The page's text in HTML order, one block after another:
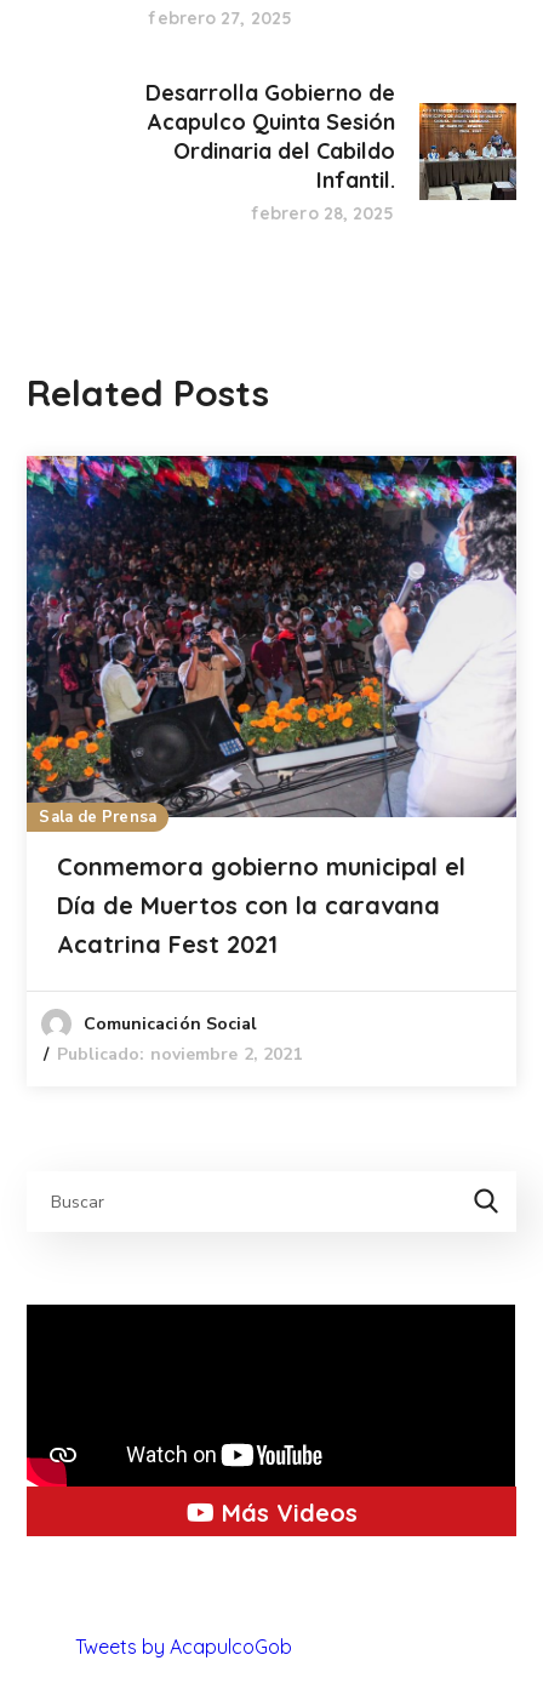
febrero 27, 2025
Desarrolla Gobierno de
Acapulco Quinta Sesión
Ordinaria del Cabildo
Infantil.
febrero 28, 2025
Related Posts
Sala de Prensa
Conmemora gobierno municipal el
Día de Muertos con la caravana
Acatrina Fest 2021
Comunicación Social
Publicado: noviembre 2, 2021
Más Videos
Tweets by AcapulcoGob